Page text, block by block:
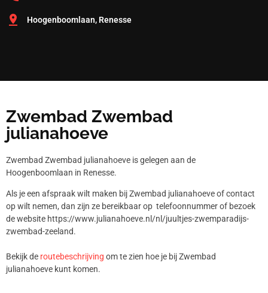
Hoogenboomlaan, Renesse
Zwembad Zwembad
julianahoeve
Zwembad Zwembad julianahoeve is gelegen aan de
Hoogenboomlaan in Renesse.
Als je een afspraak wilt maken bij Zwembad julianahoeve of contact
op wilt nemen, dan zijn ze bereikbaar op telefoonnummerof bezoek
de website https://www.julianahoeve.nl/nl/juultjes-zwemparadijs-
zwembad-zeeland.
Bekijk de routebeschrijving om te zien hoe je bij Zwembad
julianahoeve kunt komen.